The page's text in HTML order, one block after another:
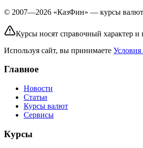
© 2007—2026 «КазФин» — курсы валют
Курсы носят справочный характер и
Используя сайт, вы принимаете Условия
Главное
Новости
Статьи
Курсы валют
Сервисы
Курсы